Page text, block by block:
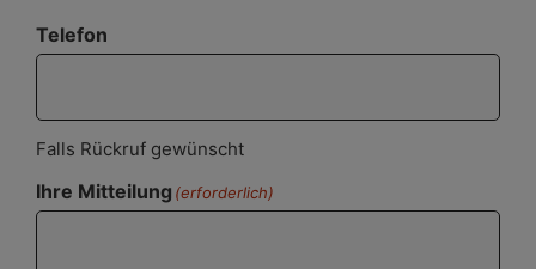
Telefon
Falls Rückruf gewünscht
Ihre Mitteilung (erforderlich)